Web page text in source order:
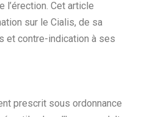
l’érection. Cet article
sur le Cialis, de sa
et contre-indication à ses
prescrit sous ordonnance